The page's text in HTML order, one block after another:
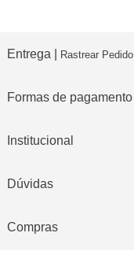
Entrega | Rastrear Pedido
Formas de pagamento
Institucional
Dúvidas
Compras